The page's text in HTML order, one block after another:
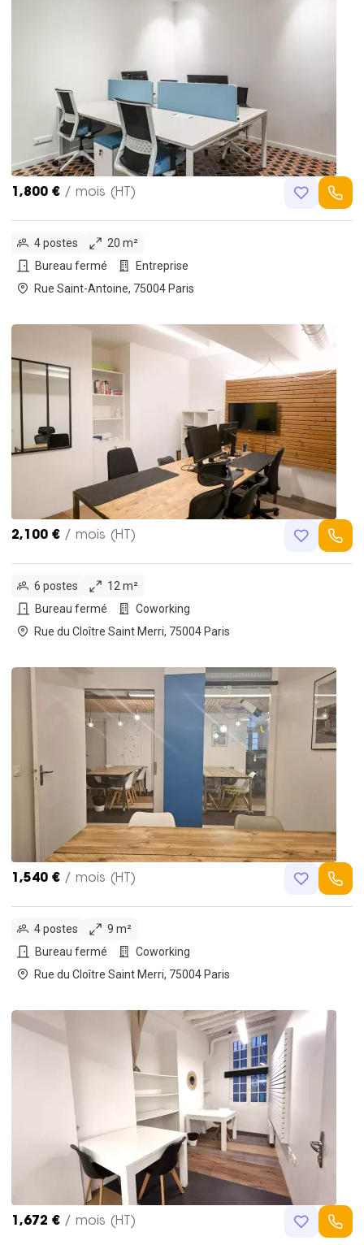
1,800 € / mois (HT)
4 postes
20 m²
Bureau fermé
Entreprise
Rue Saint-Antoine, 75004 Paris
2,100 € / mois (HT)
6 postes
12 m²
Bureau fermé
Coworking
Rue du Cloître Saint Merri, 75004 Paris
1,540 € / mois (HT)
4 postes
9 m²
Bureau fermé
Coworking
Rue du Cloître Saint Merri, 75004 Paris
1,672 € / mois (HT)